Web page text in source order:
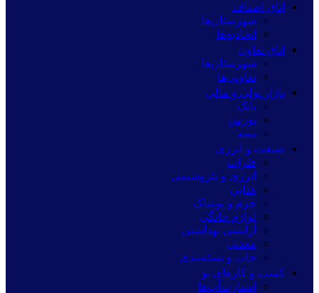
اتاق اصناف
شهرستان‌ها
اتحادیه‌ها
اتاق تعاون
شهرستان‌ها
تعاونی‌ها
بازار پولی و مالی
بانک
بورس
بیمه
صنعت و انرژی
فلزات
انرژی و پتروشیمی
غذایی
چرم و پوشاک
لوازم خانگی
آرایشی بهداشتی
معدنی
چاپ و بسته‌بندی
کسب و کارهای نو
استارت‌آپ‌ها